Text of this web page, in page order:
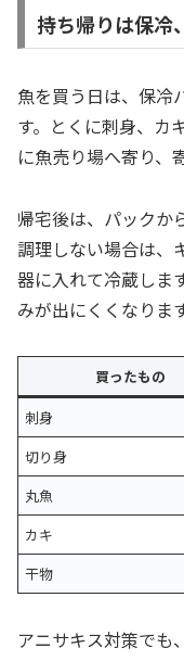
持ち帰りは保冷
魚を買う日は、保冷
す。とくに刺身、カ
に魚売り場へ寄り、
帰宅後は、パックか
調理しない場合は、
器に入れて冷蔵しま
みが出にくくなります
買ったもの
刺身
切り身
丸魚
カキ
干物
アニサキス対策でも